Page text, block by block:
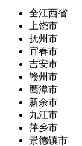
全江西省
上饶市
抚州市
宜春市
吉安市
赣州市
鹰潭市
新余市
九江市
萍乡市
景德镇市